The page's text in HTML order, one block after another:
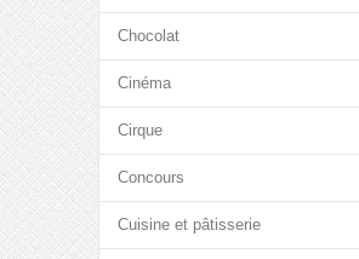
Chocolat
Cinéma
Cirque
Concours
Cuisine et pâtisserie